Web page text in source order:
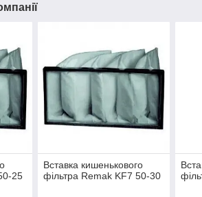
25
Вставка кишенькового
фільтра Remak KF7 50-30